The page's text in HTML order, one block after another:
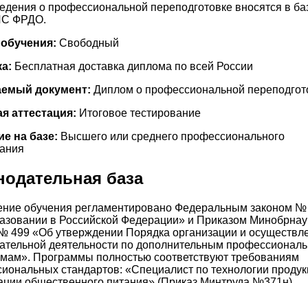
о профессиональной переподготовке вносятся в
ФРДО.
Свободный
Бесплатная доставка диплома по всей России
документ: Диплом о профессиональной
аттестация: Итоговое тестирование
на базе: Высшего или среднего профессионального
база
обучения регламентировано Федеральным законом
в Российской Федерации» и Приказом
499 «Об утверждении Порядка организации и
деятельности по дополнительным
Программы полностью соответствуют требованиям
стандартов: «Специалист по технологии